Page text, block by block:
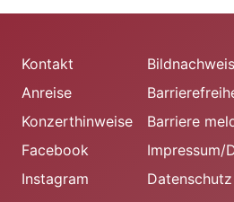
Kontakt
Anreise
Konzerthinweise
Facebook
Instagram
Bildnachweis
Barriere
Impressum/
Datenschutz